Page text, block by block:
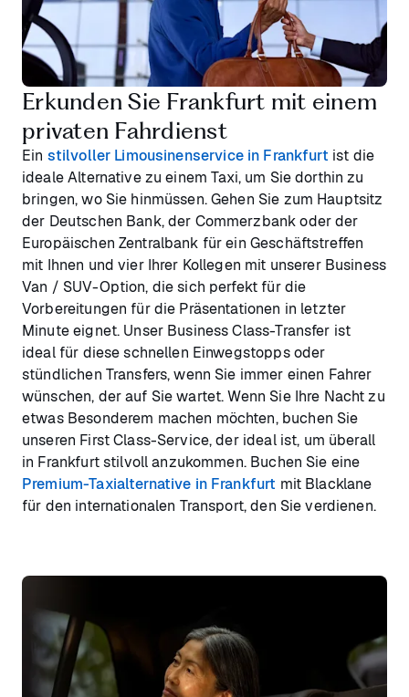
Erkunden Sie Frankfurt mit einem
privaten Fahrdienst
Ein stilvoller Limousinenservice in Frankfurt ist die
ideale Alternative zu einem Taxi, um Sie dorthin zu
bringen, wo Sie hinmüssen. Gehen Sie zum Hauptsitz
der Deutschen Bank, der Commerzbank oder der
Europäischen Zentralbank für ein Geschäftstreffen
mit Ihnen und vier Ihrer Kollegen mit unserer Business
Van / SUV-Option, die sich perfekt für die
Vorbereitungen für die Präsentationen in letzter
Minute eignet. Unser Business Class-Transfer ist
ideal für diese schnellen Einwegstopps oder
stündlichen Transfers, wenn Sie immer einen Fahrer
wünschen, der auf Sie wartet. Wenn Sie Ihre Nacht zu
etwas Besonderem machen möchten, buchen Sie
unseren First Class-Service, der ideal ist, um überall
in Frankfurt stilvoll anzukommen. Buchen Sie eine
Premium-Taxialternative in Frankfurt mit Blacklane
für den internationalen Transport, den Sie verdienen.